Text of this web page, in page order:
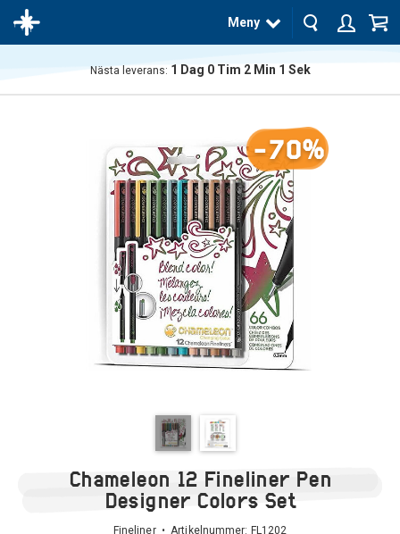
Meny
Nästa leverans: 1 Dag 0Tim 2Min 0 Sek
-70%
Chameleon 12 Fineliner Pen
Designer Colors Set
Fineliner • Artikelnummer: FL1202